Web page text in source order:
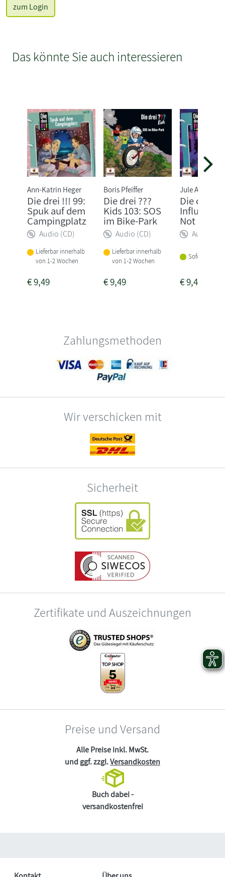
zum Login
Das könnte Sie auch interessieren
Ann-Katrin Heger
Die drei !!! 99:
Spuk auf dem
Campingplatz
Audio (CD)
Lieferbar innerhalb
von 1-2 Wochen
€9,49
Boris Pfeiffer
Die drei ???
Kids 103: SOS
im Bike-Park
Audio (CD)
Lieferbar innerhalb
von 1-2 Wochen
€9,49
Jule Ambach
Die drei
Not
Audio
Sofort
€9,49
Zahlungsmethoden
Wir verschicken mit
Sicherheit
Zertifikate und Auszeichnungen
Preise und Versand
Alle Preise inkl. MwSt.
und ggf. zzgl.Versandkosten
Buch dabei -
versandkostenfrei